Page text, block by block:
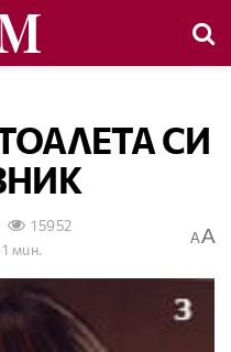
СИ
15952
мин.
AA